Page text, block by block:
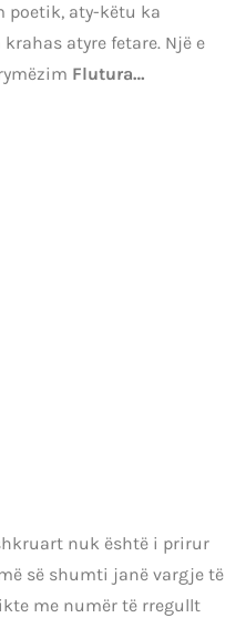
poetik, aty-këtu ka
atyre fetare. Një e
Flutura…
nuk është i prirur
së shumti janë vargje të
me numër të rregullt